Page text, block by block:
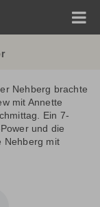
Nehberg brachte
mit Annette
Ein 7-
und die
Nehberg mit